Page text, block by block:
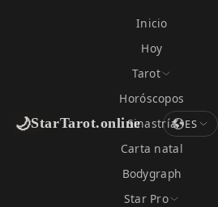
🌙StarTarot.online
Inicio
Hoy
Tarot
Horóscopos
Sinastría
Carta natal
Bodygraph
Star Pro
ES